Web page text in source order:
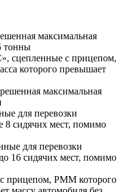
максимальная
тонны
сцепленные с прицепом,
которого превышает
максимальная
для перевозки
8 сидячих мест, помимо
для перевозки
16 сидячих мест, помимо
прицепом, РММ которого